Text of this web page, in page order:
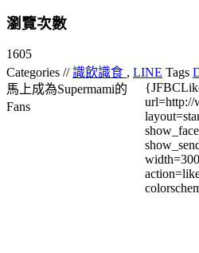
瀏覽次數
1605
Categories //識飲識食 , LINE Tags
馬上成為Supermami的
Fans
url=http://
width=300